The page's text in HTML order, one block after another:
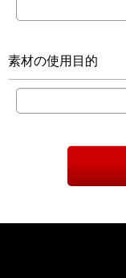
素材の使用目的